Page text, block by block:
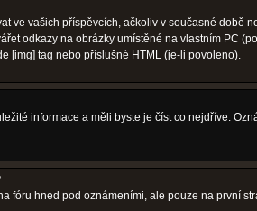
ve vašich příspěvcích, ačkoliv v současné době
odkazy na obrázky umístěné na vlastním PC
[img] tag nebo příslušné HTML (je-li povoleno).
informace a měli byste je číst co nejdříve.
fóru hned pod oznámeními, ale pouze na první